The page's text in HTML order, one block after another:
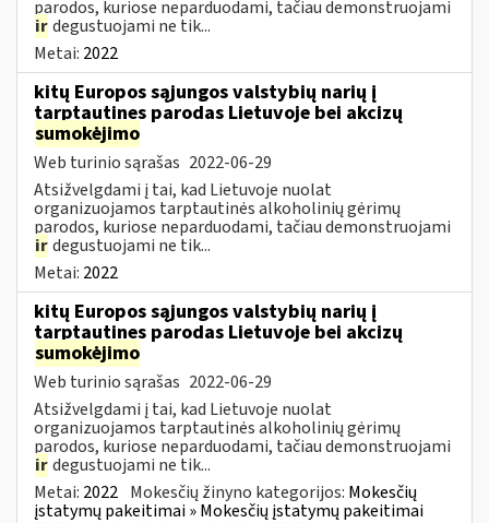
parodos, kuriose neparduodami, tačiau demonstruojami
irdegustuojami ne tik...
Metai: 2022
kitų Europos sąjungos valstybių narių į
tarptautines parodas Lietuvoje bei akcizų
sumokėjimo
Web turinio sąrašas 2022-06-29
Atsižvelgdami į tai, kad Lietuvoje nuolat
organizuojamos tarptautinės alkoholinių gėrimų
parodos, kuriose neparduodami, tačiau demonstruojami
irdegustuojami ne tik...
Metai: 2022
kitų Europos sąjungos valstybių narių į
tarptautines parodas Lietuvoje bei akcizų
sumokėjimo
Web turinio sąrašas 2022-06-29
Atsižvelgdami į tai, kad Lietuvoje nuolat
organizuojamos tarptautinės alkoholinių gėrimų
parodos, kuriose neparduodami, tačiau demonstruojami
irdegustuojami ne tik...
Metai: 2022 Mokesčių žinyno kategorijos: Mokesčių
įstatymų pakeitimai » Mokesčių įstatymų pakeitimai